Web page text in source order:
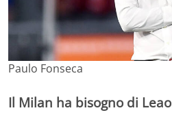
Paulo Fonseca
Il Milan ha bisogno di Leao